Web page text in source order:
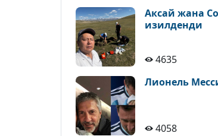
Аксай жана
изилденди
4635
Лионель
4058